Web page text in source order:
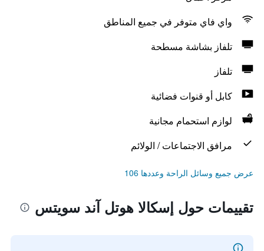
واي فاي متوفر في جميع المناطق
تلفاز بشاشة مسطحة
تلفاز
كابل أو قنوات فضائية
لوازم استحمام مجانية
مرافق الاجتماعات / الولائم
عرض جميع وسائل الراحة وعددها 106
تقييمات حول إسكالا هوتل آند سويتس